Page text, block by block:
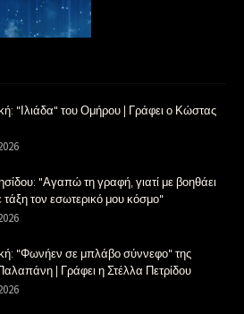
"Ιλιάδα" του Ομήρου | Γράφει ο Κώστας
"Αγαπώ τη γραφή, γιατί με βοηθάει
τον εσωτερικό μου κόσμο"
"Φωνήεν σε μπλάβο σύννεφο" της
| Γράφει η Στέλλα Πετρίδου